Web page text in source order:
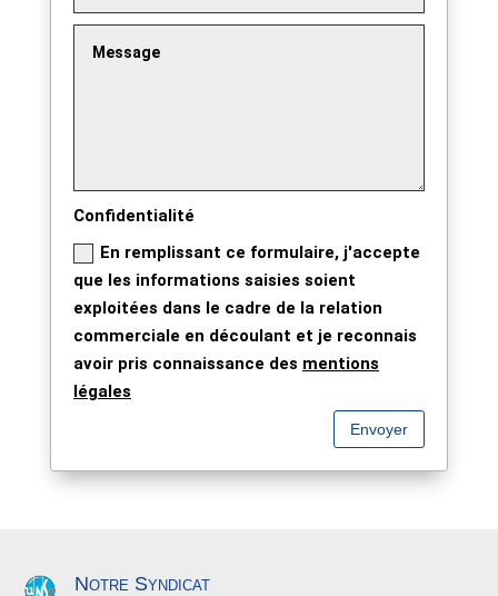
Confidentialité
En remplissant ce formulaire, j'accepte
que les informations saisies soient
exploitées dans le cadre de la relation
commerciale en découlant et je reconnais
avoir pris connaissance des mentions
légales
Envoyer
Notre Syndicat